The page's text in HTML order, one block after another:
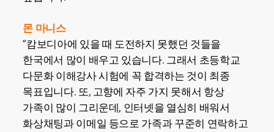
몬 마니스
“캄보디아에 있을 때 도전하지 못했던 것들을
한국에서 많이 배우고 있습니다. 그래서 초등학교
다문화 이해강사 시험에 꼭 합격하는 것이 최종
목표입니다. 또, 고향에 자주 가지 못해서 항상
가족이 많이 그리운데, 인터넷을 열심히 배워서
화상채팅과 이메일 등으로 가족과 꾸준히 연락하고